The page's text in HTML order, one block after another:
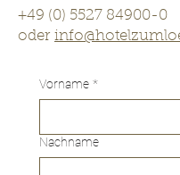
+49 (0) 5527 84900-0
oder info@
Vorname *
Nachname